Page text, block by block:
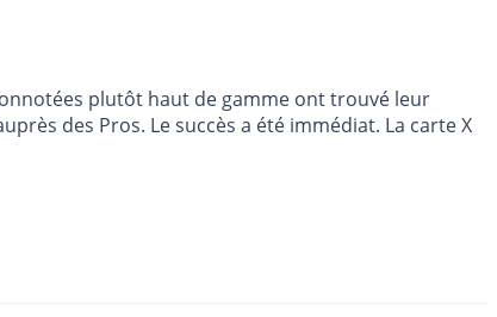
plutôt haut de gamme ont trouvé leur
des Pros. Le succès a été immédiat. La carte X